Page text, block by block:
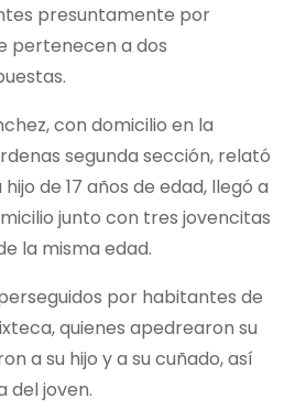
presuntamente por
pertenecen a dos
con domicilio en la
segunda sección, relató
de 17 años de edad, llegó a
junto con tres jovencitas
la misma edad.
por habitantes de
quienes apedrearon su
a su hijo y a su cuñado, así
del joven.